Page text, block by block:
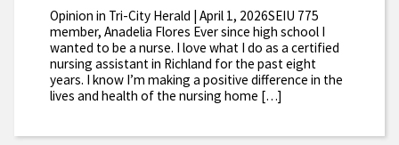
Opinion in Tri-City Herald | April 1, 2026SEIU 775
member, Anadelia Flores Ever since high school I
wanted to be a nurse. I love what I do as a certified
nursing assistant in Richland for the past eight
years. I know I’m making a positive difference in the
lives and health of the nursing home […]